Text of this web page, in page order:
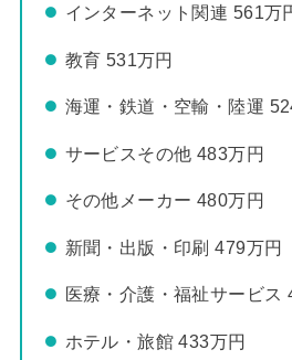
インターネット関連 561万
教育 531万円
海運・鉄道・空輸・陸運
サービスその他 483万円
その他メーカー 480万円
新聞・出版・印刷 479万円
医療・介護・福祉サービス
ホテル・旅館 433万円